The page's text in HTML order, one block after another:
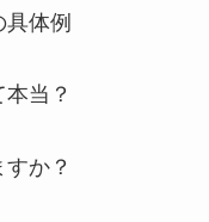
体例
当？
か？